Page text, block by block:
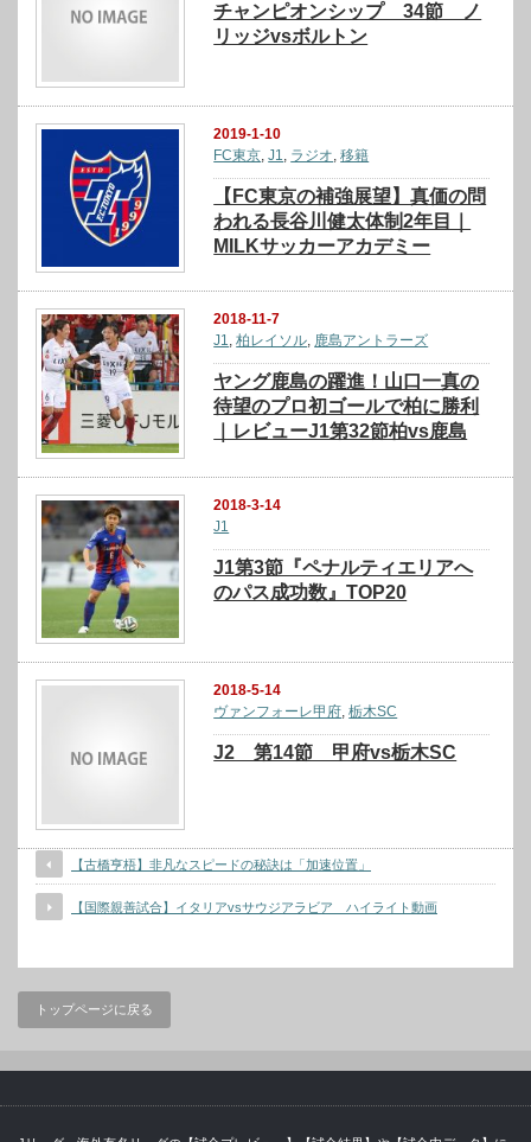
チャンピオンシップ 34節 ノ
リッジvsボルトン
2019-1-10
FC東京,J1, ラジオ,移籍
【FC東京の補強展望】真価の問
われる長谷川健太体制2年目｜
MILKサッカーアカデミー
2018-11-7
J1,柏レイソル, 鹿島アントラーズ
ヤング鹿島の躍進！山口一真の
待望のプロ初ゴールで柏に勝利
｜レビューJ1第32節柏vs鹿島
2018-3-14
J1
J1第3節『ペナルティエリアへ
のパス成功数』TOP20
2018-5-14
ヴァンフォーレ甲府,栃木SC
J2 第14節 甲府vs栃木SC
【古橋亨梧】非凡なスピードの秘訣は「加速位置」
【国際親善試合】イタリアvsサウジアラビア ハイライト動画
トップページに戻る